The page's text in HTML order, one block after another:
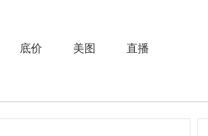
底价 美图 直播